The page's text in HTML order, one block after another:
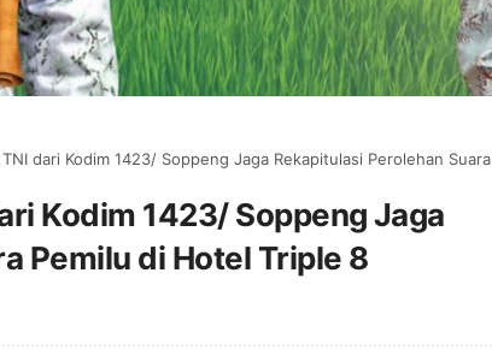
Kodim 1423/ Soppeng Jaga Rekapitulasi Perolehan Suara Pemilu di Hotel Triple 8
Kodim 1423/ Soppeng Jaga
Pemilu di Hotel Triple 8